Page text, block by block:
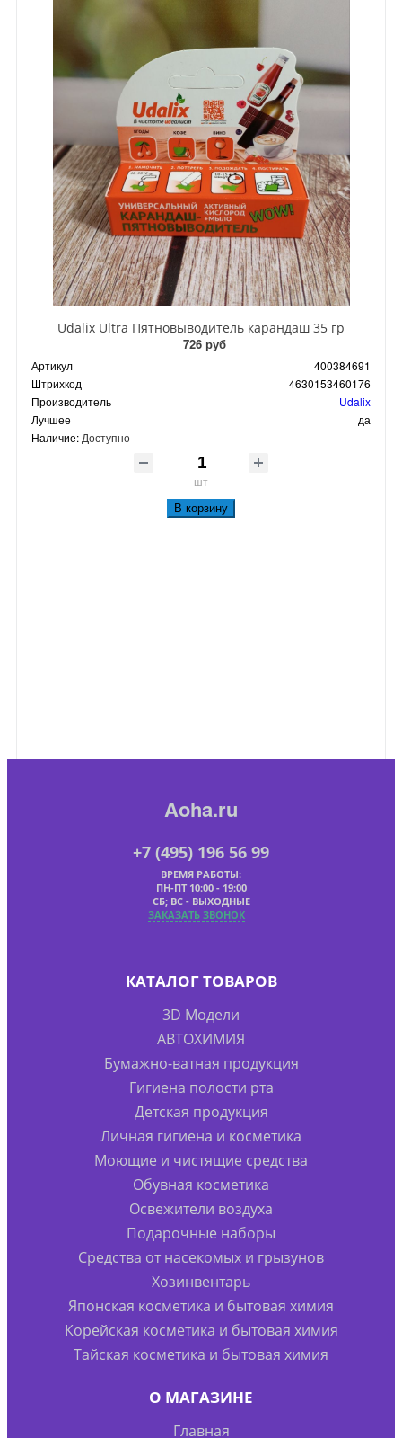
Udalix Ultra Пятновыводитель карандаш 35 гр
726 руб
Артикул
400384691
Штрихкод
4630153460176
Производитель
Udalix
Лучшее
да
Наличие: Доступно
шт
В корзину
Aoha.ru
+7 (495) 196 56 99
ВРЕМЯ РАБОТЫ:
ПН-ПТ 10:00 - 19:00
СБ; ВС - ВЫХОДНЫЕ
ЗАКАЗАТЬ ЗВОНОК
КАТАЛОГ ТОВАРОВ
3D Модели
АВТОХИМИЯ
Бумажно-ватная продукция
Гигиена полости рта
Детская продукция
Личная гигиена и косметика
Моющие и чистящие средства
Обувная косметика
Освежители воздуха
Подарочные наборы
Средства от насекомых и грызунов
Хозинвентарь
Японская косметика и бытовая химия
Корейская косметика и бытовая химия
Тайская косметика и бытовая химия
О МАГАЗИНЕ
Главная